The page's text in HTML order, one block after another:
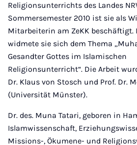
Religionsunterrichts des Landes
Sommersemester 2010 ist sie als
Mitarbeiterin am ZeKK
widmete sie sich dem Thema
Gesandter Gottes im Islamischen
Religionsunterricht“. Die Arbeit
Dr. Klaus von Stosch und Prof. Dr.
(Universität Münster).
Dr. des. Muna Tatari, geboren in
Islamwissenschaft,
Missions-, Ökumene- und